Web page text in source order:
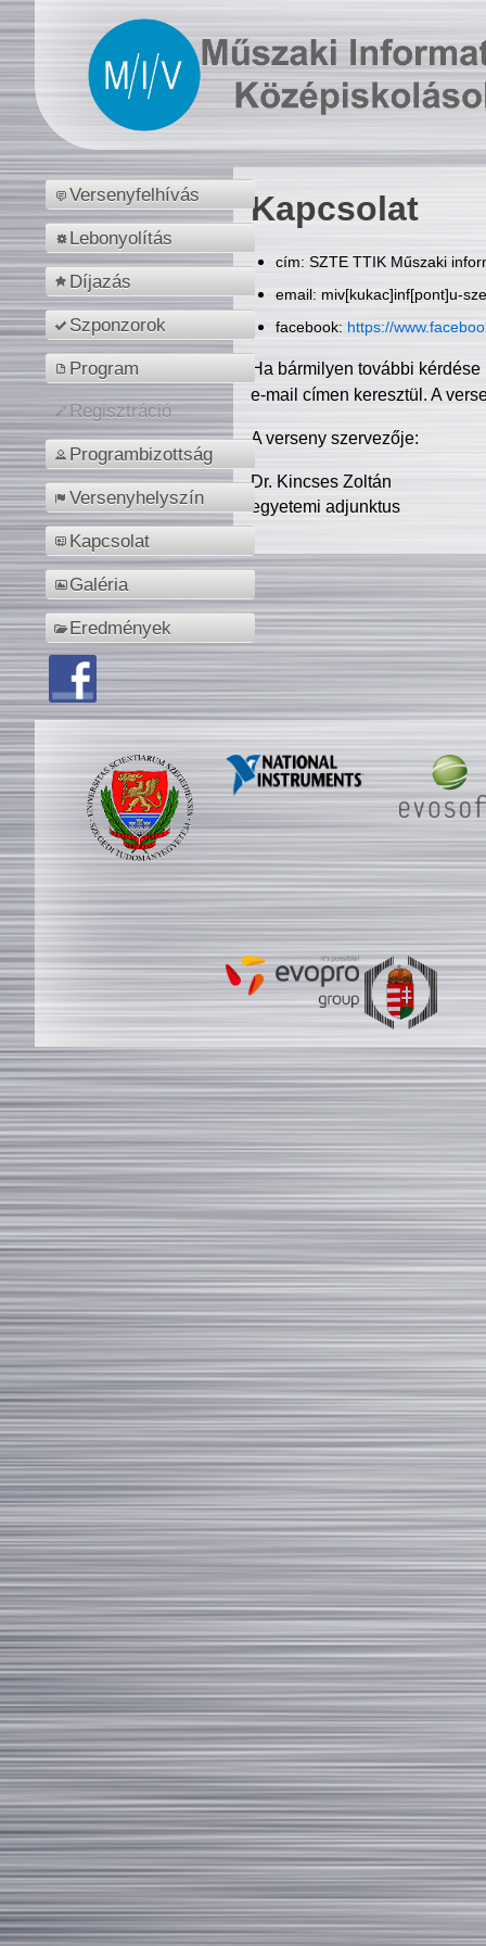
Versenyfelhívás
Lebonyolítás
Díjazás
Szponzorok
Program
Regisztráció
Programbizottság
Versenyhelyszín
Kapcsolat
Galéria
Eredmények
Kapcsolat
cím: SZTE TTIK Műszaki
email: miv[kukac]inf[pont]u-
facebook: https://
Ha bármilyen további
e-mail címen keresztül. A
A verseny szervezője:
Dr. Kincses Zoltán
egyetemi adjunktus